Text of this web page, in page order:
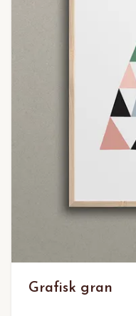
Grafisk gran